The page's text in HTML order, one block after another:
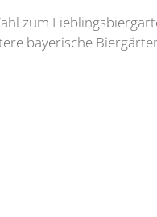
zum
bayerische